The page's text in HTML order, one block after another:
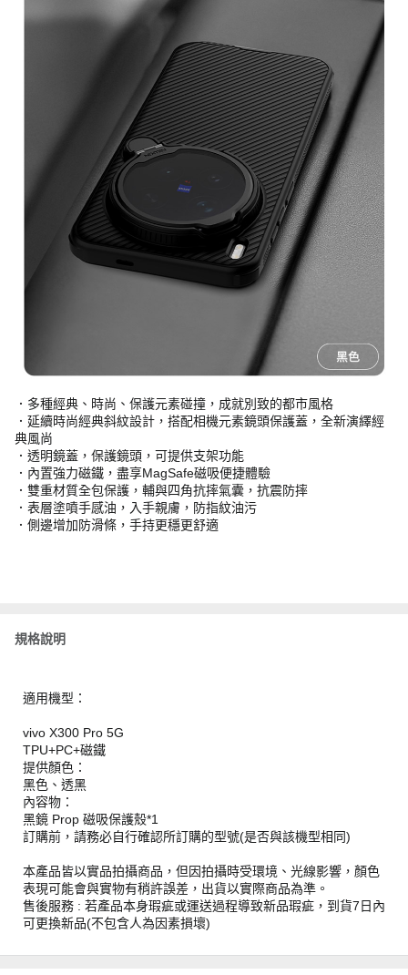
．多種經典、時尚、保護元素碰撞，成就別致的都市風格
．延續時尚經典斜紋設計，搭配相機元素鏡頭保護蓋，全新演繹經
典風尚
．透明鏡蓋，保護鏡頭，可提供支架功能
．內置強力磁鐵，盡享MagSafe磁吸便捷體驗
．雙重材質全包保護，輔與四角抗摔氣囊，抗震防摔
．表層塗噴手感油，入手親膚，防指紋油污
．側邊增加防滑條，手持更穩更舒適
規格說明
適用機型：
vivo X300 Pro 5G
TPU+PC+磁鐵
提供顏色：
黑色、透黑
內容物：
黑鏡 Prop 磁吸保護殼*1
訂購前，請務必自行確認所訂購的型號(是否與該機型相同)
本產品皆以實品拍攝商品，但因拍攝時受環境、光線影響，顏色
表現可能會與實物有稍許誤差，出貨以實際商品為準。
售後服務 : 若產品本身瑕疵或運送過程導致新品瑕疵，到貨7日內
可更換新品(不包含人為因素損壞)